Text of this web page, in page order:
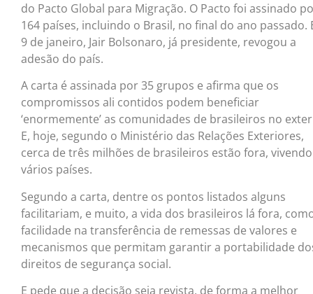
do Pacto Global para Migração. O Pacto foi assinado
164 países, incluindo o Brasil, no final do ano passado.
9 de janeiro, Jair Bolsonaro, já presidente, revogou a
adesão do país.
A carta é assinada por 35 grupos e afirma que os
compromissos ali contidos podem beneficiar
‘enormemente’ as comunidades de brasileiros no
E, hoje, segundo o Ministério das Relações Exteriores,
cerca de três milhões de brasileiros estão fora,
vários países.
Segundo a carta, dentre os pontos listados alguns
facilitariam, e muito, a vida dos brasileiros lá fora,
facilidade na transferência de remessas de valores e
mecanismos que permitam garantir a portabilidade
direitos de segurança social.
E pede que a decisão seja revista, de forma a melhor